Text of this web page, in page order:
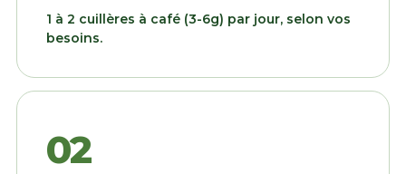
1 à 2 cuillères à café (3-6g) par jour, selon vos
besoins.
02